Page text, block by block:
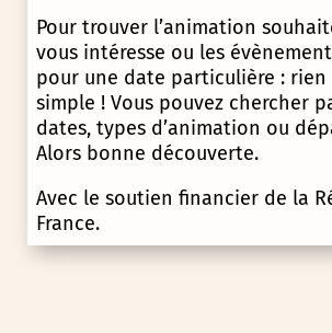
Pour trouver l’animation
vous intéresse ou les
pour une date particulière : rien
simple ! Vous pouvez chercher
dates, types d’animation ou
Alors bonne découverte.
Avec le soutien financier de la
France.